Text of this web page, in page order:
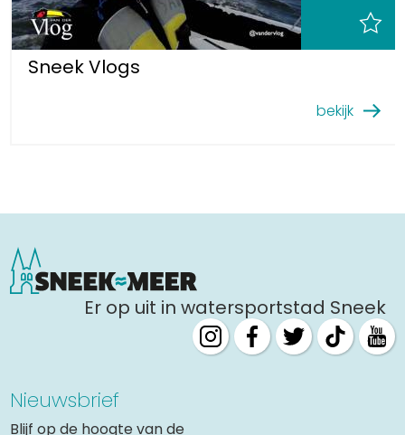
Sneek Vlogs
bekijk
Er op uit in watersportstad Sneek
Nieuwsbrief
Blijf op de hoogte van de